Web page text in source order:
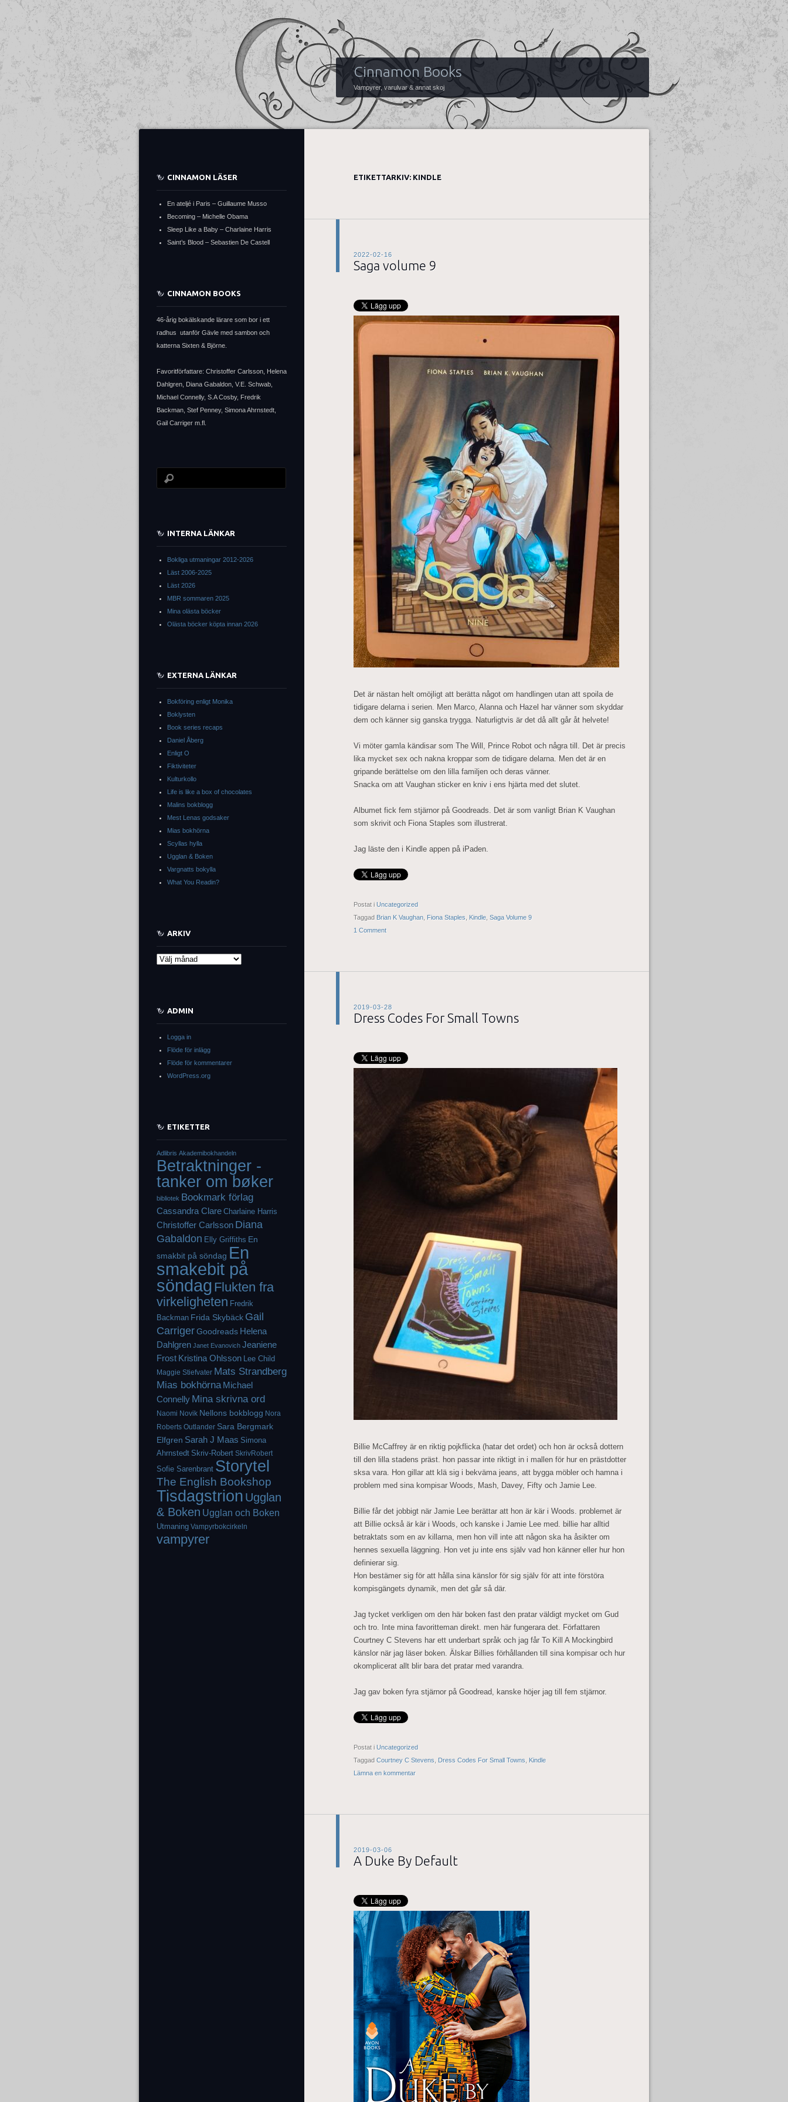
Cinnamon Books
Vampyrer, varulvar & annat skoj
ETIKETTARKIV: KINDLE
2022-02-16
Saga volume 9
Det är nästan helt omöjligt att berätta något om handlingen utan att spoila de
tidigare delarna i serien. Men Marco, Alanna och Hazel har vänner som skyddar
dem och känner sig ganska trygga. Naturligtvis är det då allt går åt helvete!
Vi möter gamla kändisar som The Will, Prince Robot och några till. Det är precis
lika mycket sex och nakna kroppar som de tidigare delarna. Men det är en
gripande berättelse om den lilla familjen och deras vänner.
Snacka om att Vaughan sticker en kniv i ens hjärta med det slutet.
Albumet fick fem stjärnor på Goodreads. Det är som vanligt Brian K Vaughan
som skrivit och Fiona Staples som illustrerat.
Jag läste den i Kindle appen på iPaden.
Postat i Uncategorized
Taggad Brian K Vaughan Fiona Staples Kindle Saga Volume 9
1 Comment
2019-03-28
Dress Codes For Small Towns
Billie McCaffrey är en riktig pojkflicka (hatar det ordet) och hon är också dottern
till den lilla stadens präst. hon passar inte riktigt in i mallen för hur en prästdotter
sksa vara. Hon gillar att klä sig i bekväma jeans, att bygga möbler och hamna i
problem med sina kompisar Woods, Mash, Davey, Fifty och Jamie Lee.
Billie får det jobbigt när Jamie Lee berättar att hon är kär i Woods. problemet är
att Billie också är kär i Woods, och kanske i Jamie Lee med. billie har alltid
betraktats som en av killarna, men hon vill inte att någon ska ha åsikter om
hennes sexuella läggning. Hon vet ju inte ens själv vad hon känner eller hur hon
definierar sig.
Hon bestämer sig för att hålla sina känslor för sig själv för att inte förstöra
kompisgängets dynamik, men det går så där.
Jag tycket verkligen om den här boken fast den pratar väldigt mycket om Gud
och tro. Inte mina favoritteman direkt. men här fungerara det. Författaren
Courtney C Stevens har ett underbart språk och jag får To Kill A Mockingbird
känslor när jag läser boken. Älskar Billies förhållanden till sina kompisar och hur
okomplicerat allt blir bara det pratar med varandra.
Jag gav boken fyra stjärnor på Goodread, kanske höjer jag till fem stjärnor.
Postat i Uncategorized
Taggad Courtney C Stevens Dress Codes For Small Towns
Kindle
Lämna en kommentar
2019-03-06
A Duke By Default
CINNAMON LÄSER
En ateljé i Paris – Guillaume Musso
Becoming – Michelle Obama
Sleep Like a Baby – Charlaine Harris
Saint’s Blood – Sebastien De Castell
CINNAMON BOOKS
46-årig bokälskande lärare som bor i ett
radhus utanför Gävle med sambon och
katterna Sixten & Björne.
Favoritförfattare: Christoffer Carlsson, Helena
Dahlgren, Diana Gabaldon, V.E. Schwab,
Michael Connelly, S.A Cosby, Fredrik
Backman, Stef Penney, Simona Ahrnstedt,
Gail Carriger m.fl.
INTERNA LÄNKAR
Bokliga utmaningar 2012-2026
Läst 2006-2025
Läst 2026
MBR sommaren 2025
Mina olästa böcker
Olästa böcker köpta innan 2026
EXTERNA LÄNKAR
Bokföring enligt Monika
Boklysten
Book series recaps
Daniel Åberg
Enligt O
Fiktiviteter
Kulturkollo
Life is like a box of chocolates
Malins bokblogg
Mest Lenas godsaker
Mias bokhörna
Scyllas hylla
Ugglan & Boken
Vargnatts bokylla
What You Readin?
ARKIV
Arkiv
ADMIN
Logga in
Flöde för inlägg
Flöde för kommentarer
WordPress.org
ETIKETTER
Adlibris Akademibokhandeln
Betraktninger -
tanker om bøker
bibliotek Bookmark förlag
Cassandra Clare Charlaine Harris
Christoffer Carlsson Diana
Gabaldon Elly Griffiths En
smakbit på söndag En
smakebit på
söndag Flukten fra
virkeligheten Fredrik
Backman Frida Skybäck Gail
CarrigerGoodreads Helena
Dahlgren Janet Evanovich Jeaniene
Frost Kristina Ohlsson Lee Child
Maggie Stiefvater Mats Strandberg
Mias bokhörna Michael
Connelly Mina skrivna ord
Naomi Novik Nellons bokblogg Nora
Roberts Outlander Sara Bergmark
Elfgren Sarah J Maas Simona
Ahrnstedt Skriv-Robert SkrivRobert
Sofie Sarenbrant Storytel
The English Bookshop
Tisdagstrion Ugglan
& Boken Ugglan och Boken
Utmaning Vampyrbokcirkeln
vampyrer